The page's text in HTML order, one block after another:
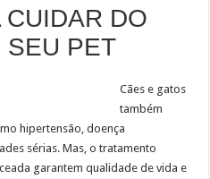
do programa Meu Pet, para Rio Preto
nas rações para pets
em animais de estimação
em massa
DO
SEU PET
Cães e gatos
também
hipertensão, doença
sérias. Mas, o tratamento
garantem qualidade de vida e